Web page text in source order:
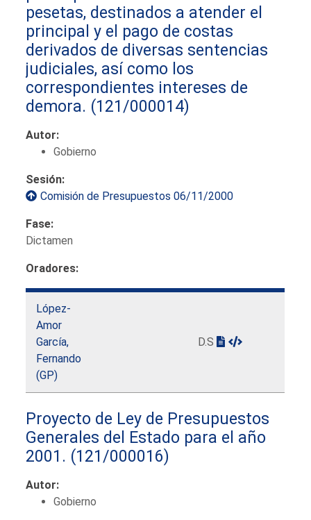
pesetas, destinados a atender el
principal y el pago de costas
derivados de diversas sentencias
judiciales, así como los
correspondientes intereses de
demora. (121/000014)
Autor:
Gobierno
Sesión:
Comisión de Presupuestos 06/11/2000
Fase:
Dictamen
Oradores:
López-
Amor
García,
Fernando
(GP)
D.S
Proyecto de Ley de Presupuestos
Generales del Estado para el año
2001. (121/000016)
Autor:
Gobierno